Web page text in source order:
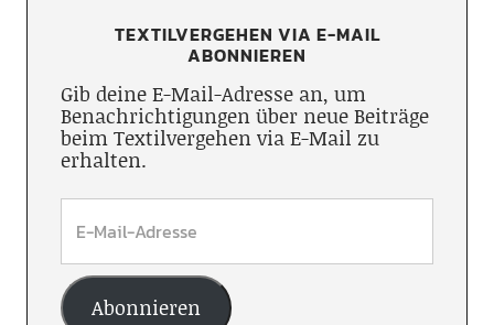
TEXTILVERGEHEN VIA E-MAIL
ABONNIEREN
Gib deine E-Mail-Adresse an, um
Benachrichtigungen über neue Beiträge
beim Textilvergehen via E-Mail zu
erhalten.
Abonnieren